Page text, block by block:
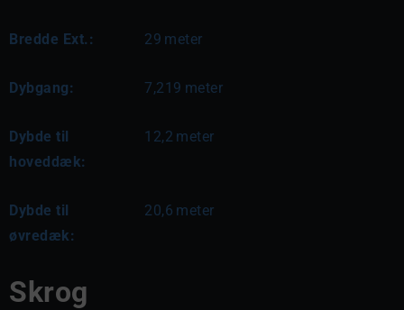
Bredde Ext.: 29 meter
Dybgang: 7,219 meter
Dybde til
hoveddæk:
12,2 meter
Dybde til
øvredæk:
20,6 meter
Skrog